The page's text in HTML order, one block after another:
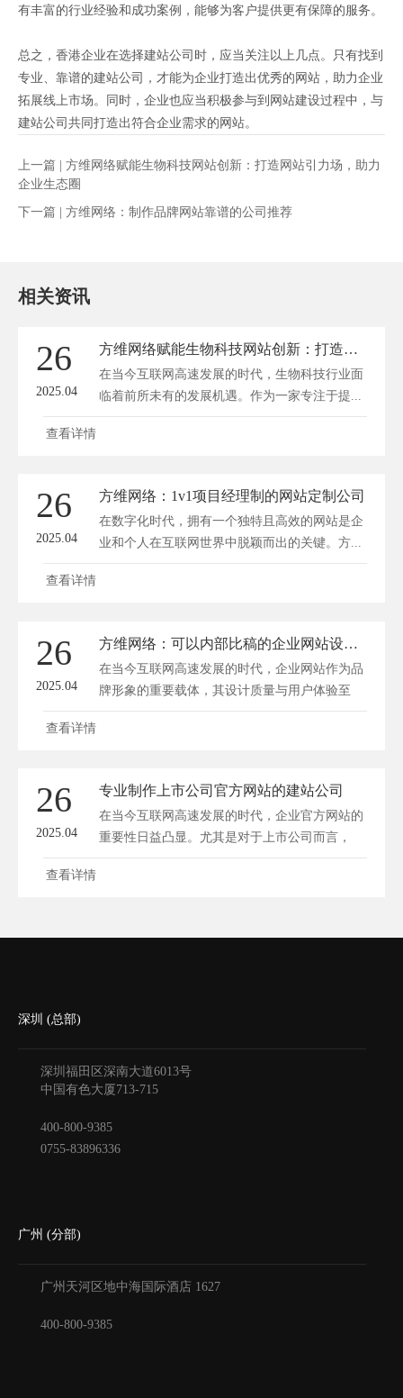
有丰富的行业经验和成功案例，能够为客户提供更有保障的服务。
总之，香港企业在选择建站公司时，应当关注以上几点。只有找到
专业、靠谱的建站公司，才能为企业打造出优秀的网站，助力企业
拓展线上市场。同时，企业也应当积极参与到网站建设过程中，与
建站公司共同打造出符合企业需求的网站。
上一篇 | 方维网络赋能生物科技网站创新：打造网站引力场，助力
企业生态圈
下一篇 | 方维网络：制作品牌网站靠谱的公司推荐
相关资讯
26
2025.04
方维网络赋能生物科技网站创新：打造网站引力场，助力企业生态圈
在当今互联网高速发展的时代，生物科技行业面
临着前所未有的发展机遇。作为一家专注于提...
查看详情
26
2025.04
方维网络：1v1项目经理制的网站定制公司
在数字化时代，拥有一个独特且高效的网站是企
业和个人在互联网世界中脱颖而出的关键。方...
查看详情
26
2025.04
方维网络：可以内部比稿的企业网站设计公司
在当今互联网高速发展的时代，企业网站作为品
牌形象的重要载体，其设计质量与用户体验至
关...
查看详情
26
2025.04
专业制作上市公司官方网站的建站公司
在当今互联网高速发展的时代，企业官方网站的
重要性日益凸显。尤其是对于上市公司而言，
官...
查看详情
深圳 (总部)
深圳福田区深南大道6013号
中国有色大厦 713-715
400-800-9385
0755-83896336
广州 (分部)
广州天河区地中海国际酒店 1627
400-800-9385